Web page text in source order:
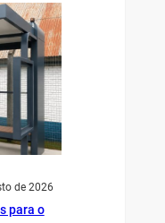
de 2026
para o